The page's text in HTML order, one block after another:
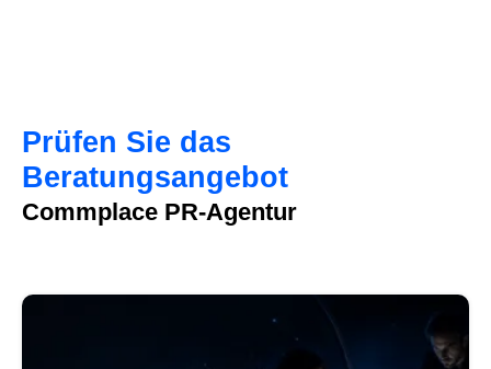
Prüfen Sie das
Beratungsangebot
Commplace PR-Agentur